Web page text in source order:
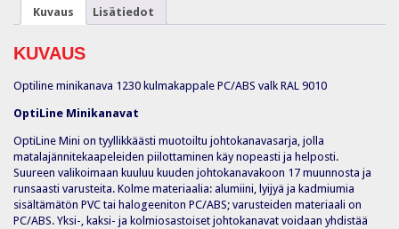
määrä
Kuvaus Lisätiedot
KUVAUS
Optiline minikanava 1230 kulmakappale PC/ABS valk RAL 9010
OptiLine Minikanavat
OptiLine Mini on tyyllikkäästi muotoiltu johtokanavasarja, jolla
matalajännitekaapeleiden piilottaminen käy nopeasti ja helposti.
Suureen valikoimaan kuuluu kuuden johtokanavakoon 17 muunnosta ja
runsaasti varusteita. Kolme materiaalia: alumiini, lyijyä ja kadmiumia
sisältämätön PVC tai halogeeniton PC/ABS; varusteiden materiaali on
PC/ABS. Yksi-, kaksi- ja kolmiosastoiset johtokanavat voidaan yhdistää